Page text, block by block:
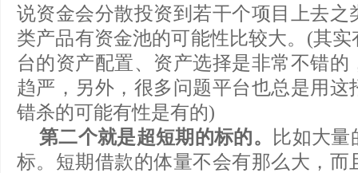
说资金会分散投资到若干个项目上去之
类产品有资金池的可能性比较大。(其
台的资产配置、资产选择是非常不错
趋严，另外，很多问题平台也总是用
错杀的可能有性是有的)
第二个就是超短期的标的。
比如大量
标。短期借款的体量不会有那么大，而